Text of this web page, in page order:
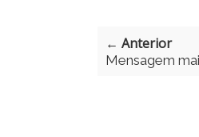
← Anterior
Mensagem